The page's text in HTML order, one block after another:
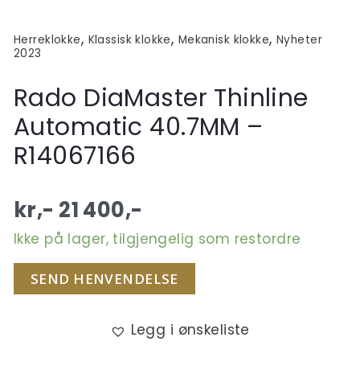
Herreklokke, Klassisk klokke, Mekanisk klokke,Nyheter
2023
Rado DiaMaster Thinline
Automatic 40.7MM –
R14067166
kr,- 21 400,-
Ikke på lager, tilgjengelig som restordre
SEND HENVENDELSE
Legg i ønskeliste